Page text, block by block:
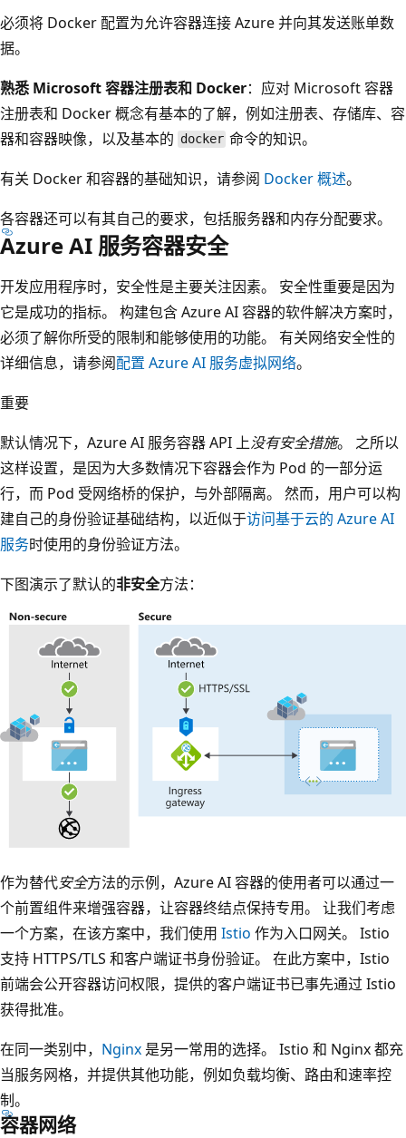
必须将 Docker 配置为允许容器连接 Azure 并向其发送账单数
据。
熟悉 Microsoft 容器注册表和 Docker：应对 Microsoft 容器
注册表和 Docker 概念有基本的了解，例如注册表、存储库、容
器和容器映像，以及基本的 docker 命令的知识。
有关 Docker 和容器的基础知识，请参阅 Docker 概述。
各容器还可以有其自己的要求，包括服务器和内存分配要求。
Azure AI 服务容器安全
开发应用程序时，安全性是主要关注因素。 安全性重要是因为
它是成功的指标。 构建包含 Azure AI 容器的软件解决方案时，
必须了解你所受的限制和能够使用的功能。 有关网络安全性的
详细信息，请参阅配置 Azure AI 服务虚拟网络。
重要
默认情况下，Azure AI 服务容器 API 上没有安全措施。 之所以
这样设置，是因为大多数情况下容器会作为 Pod 的一部分运
行，而 Pod 受网络桥的保护，与外部隔离。 然而，用户可以构
建自己的身份验证基础结构，以近似于访问基于云的 Azure AI
服务时使用的身份验证方法。
下图演示了默认的非安全方法：
作为替代安全方法的示例，Azure AI 容器的使用者可以通过一
个前置组件来增强容器，让容器终结点保持专用。 让我们考虑
一个方案，在该方案中，我们使用 Istio 作为入口网关。 Istio
支持 HTTPS/TLS 和客户端证书身份验证。 在此方案中，Istio
前端会公开容器访问权限，提供的客户端证书已事先通过 Istio
获得批准。
在同一类别中， Nginx 是另一常用的选择。 Istio 和 Nginx 都充
当服务网格，并提供其他功能，例如负载均衡、路由和速率控
制。
容器网络